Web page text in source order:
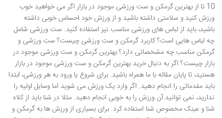
10 تا از بهترین گرمکن و ست ورزشی موجود در بازار اگر می خواهید خوب
ورزش کنید و سلامتی داشته باشید و از ورزش خود احساس خوبی داشته
باشید، باید از لباس های ورزشی مناسب نیز استفاده کنید. ست ورزشی شامل
چه لباس هایی است؟ کاربرد گرمکن و ست ورزشی چیست؟ ست ورزشی و
گرمکن مناسب چه مشخصاتی دارد؟ بهترین گرمکن و ست ورزشی موجود در
بازار چیست؟ اگر به دنبال خرید بهترین گرمکن و ست ورزشی موجود در بازار
هستید، تا پایان مقاله با ما همراه باشید. برای شروع یا ورود به هر ورزشی، ابتدا
باید مقدماتی را انجام دهید. اگر وارد یک ورزش می شوید اما وسایل اولیه را
ندارید، نمی توانید آن ورزش را به خوبی انجام دهید. مثلا در شنا باید از کلاه
شنا و عینک مخصوص شنا استفاده کرد. برای بسیاری از ورزش ها به گرمکن و